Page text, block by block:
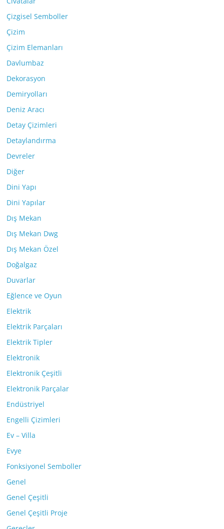
Çizgisel Semboller
Çizim
Çizim Elemanları
Davlumbaz
Dekorasyon
Demiryolları
Deniz Aracı
Detay Çizimleri
Detaylandırma
Devreler
Diğer
Dini Yapı
Dini Yapılar
Dış Mekan
Dış Mekan Dwg
Dış Mekan Özel
Doğalgaz
Duvarlar
Eğlence ve Oyun
Elektrik
Elektrik Parçaları
Elektrik Tipler
Elektronik
Elektronik Çeşitli
Elektronik Parçalar
Endüstriyel
Engelli Çizimleri
Ev – Villa
Evye
Fonksiyonel Semboller
Genel
Genel Çeşitli
Genel Çeşitli Proje